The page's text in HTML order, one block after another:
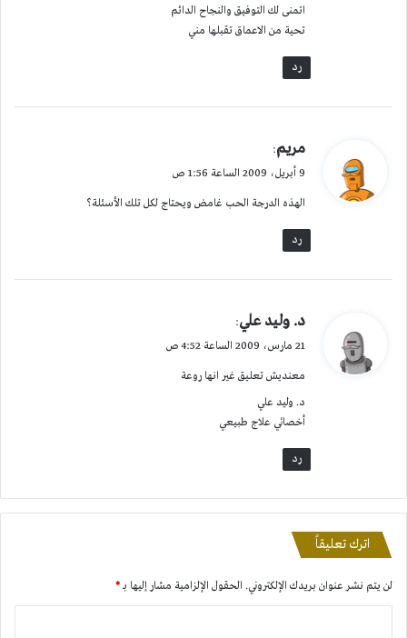
اتمنى لك التوفيق والنجاح الدائم
تحية من الاعماق تقبلها مني
رد
ي
ل
مريم:
9 أبريل، 2009 الساعة 1:56 ص
الهذه الدرجة الحب غامض ويحتاج لكل تلك الأسئلة؟
رد
ي
ل
د. وليد علي:
21 مارس، 2009 الساعة 4:52 ص
معنديش تعليق غير انها روعة
د. وليد علي
أخصائي علاج طبيعي
رد
اترك تعليقاً
لن يتم نشر عنوان بريدك الإلكتروني. الحقول الإلزامية مشار إليها بـ*